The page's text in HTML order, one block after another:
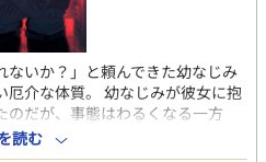
いか？」と頼んできた幼なじみ
厄介な体質。 幼なじみが彼女に抱
のだが、事態はわるくなる一方
小説です。 タイトルはアダルトっ
全な内容になります。
読む